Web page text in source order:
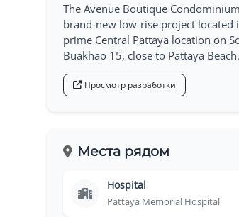
The Avenue Boutique
brand-new low-rise project located
prime Central Pattaya location on
Buakhao 15, close to Pattaya
Просмотр разработки
Места рядом
Hospital
Pattaya Memorial Hospital